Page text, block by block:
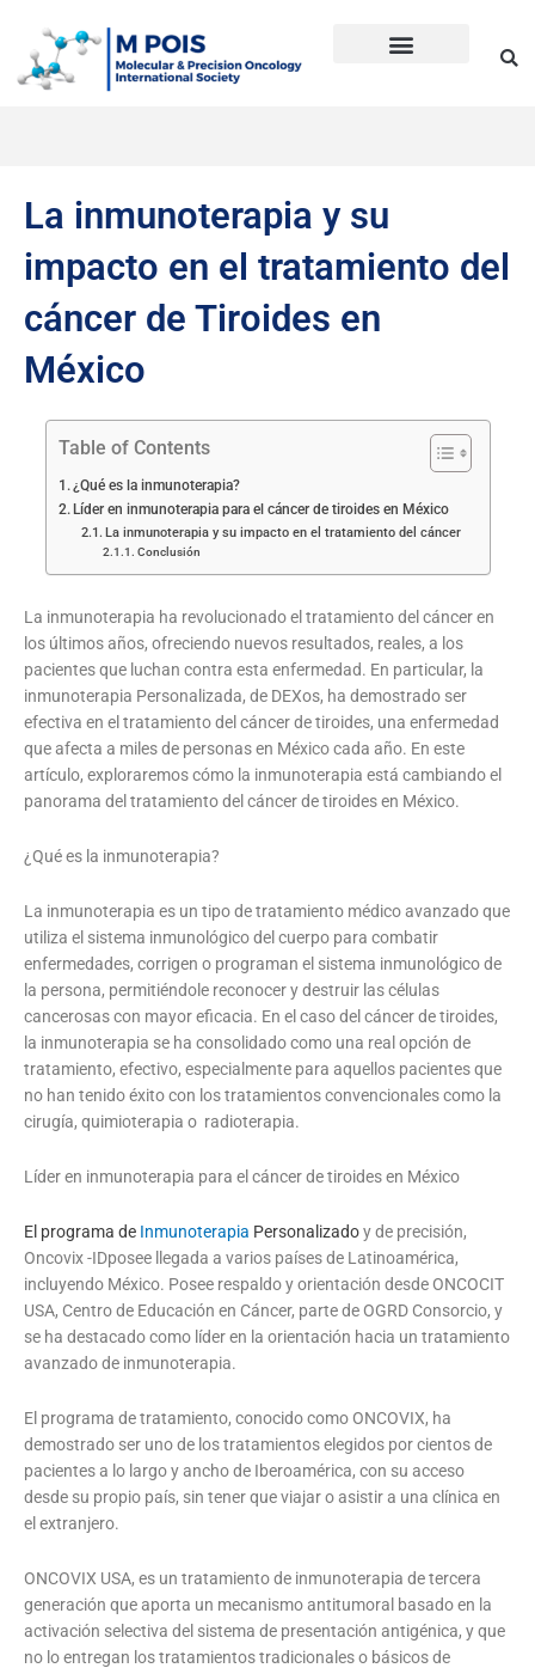
contenido
La inmunoterapia y su
impacto en el tratamiento del
cáncer de Tiroides en
México
Table of Contents
¿Qué es la inmunoterapia?
Líder en inmunoterapia para el cáncer de tiroides en México
La inmunoterapia y su impacto en el tratamiento del cáncer
Conclusión
La inmunoterapia ha revolucionado el tratamiento del cáncer en
los últimos años, ofreciendo nuevos resultados, reales, a los
pacientes que luchan contra esta enfermedad. En particular, la
inmunoterapia Personalizada, de DEXos, ha demostrado ser
efectiva en el tratamiento del cáncer de tiroides, una enfermedad
que afecta a miles de personas en México cada año. En este
artículo, exploraremos cómo la inmunoterapia está cambiando el
panorama del tratamiento del cáncer de tiroides en México.
¿Qué es la inmunoterapia?
La inmunoterapia es un tipo de tratamiento médico avanzado que
utiliza el sistema inmunológico del cuerpo para combatir
enfermedades, corrigen o programan el sistema inmunológico de
la persona, permitiéndole reconocer y destruir las células
cancerosas con mayor eficacia. En el caso del cáncer de tiroides,
la inmunoterapia se ha consolidado como una real opción de
tratamiento, efectivo, especialmente para aquellos pacientes que
no han tenido éxito con los tratamientos convencionales como la
cirugía, quimioterapia o radioterapia.
Líder en inmunoterapia para el cáncer de tiroides en México
El programa de Inmunoterapia Personalizadoy de precisión,
Oncovix -IDposee llegada a varios países de Latinoamérica,
incluyendo México. Posee respaldo y orientación desde ONCOCIT
USA, Centro de Educación en Cáncer, parte de OGRD Consorcio, y
se ha destacado como líder en la orientación hacia un tratamiento
avanzado de inmunoterapia.
El programa de tratamiento, conocido como ONCOVIX, ha
demostrado ser uno de los tratamientos elegidos por cientos de
pacientes a lo largo y ancho de Iberoamérica, con su acceso
desde su propio país, sin tener que viajar o asistir a una clínica en
el extranjero.
ONCOVIX USA, es un tratamiento de inmunoterapia de tercera
generación que aporta un mecanismo antitumoral basado en la
activación selectiva del sistema de presentación antigénica, y que
no lo entregan los tratamientos tradicionales o básicos de